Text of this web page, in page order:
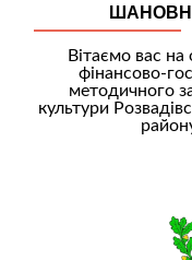
Вітаємо вас
фінансово-
методичного
культури